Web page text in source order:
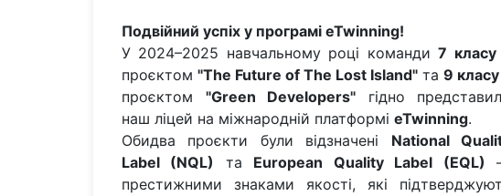
Подвійний успіх у програмі eTwinning!
У 2024–2025 навчальному році команди7 класу
проєктом "The Future of The Lost Island" та 9 класу
проєктом "Green Developers" гідно
наш ліцей на міжнародній платформі eTwinning.
Обидва проєкти були відзначені National
Label (NQL)
та European Quality Label (EQL)
престижними знаками якості, які